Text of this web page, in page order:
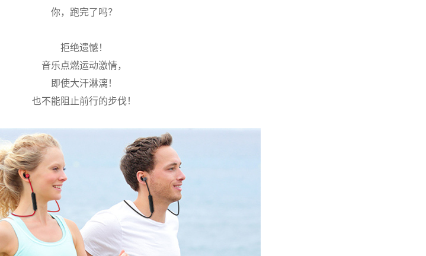
你，跑完了吗？
拒绝遗憾！
音乐点燃运动激情，
即使大汗淋漓！
也不能阻止前行的步伐！